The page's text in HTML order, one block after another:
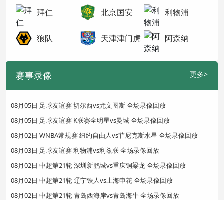
拜仁 北京国安 利物浦
狼队 天津津门虎 阿森纳
赛事录像 更多>
08月05日 足球友谊赛 切尔西vs尤文图斯 全场录像回放
08月05日 足球友谊赛 K联赛全明星vs曼城 全场录像回放
08月02日 WNBA常规赛 纽约自由人vs菲尼克斯水星 全场录像回放
08月03日 足球友谊赛 利物浦vs利兹联 全场录像回放
08月02日 中超第21轮 深圳新鹏城vs重庆铜梁龙 全场录像回放
08月02日 中超第21轮 辽宁铁人vs上海申花 全场录像回放
08月02日 中超第21轮 青岛西海岸vs青岛海牛 全场录像回放